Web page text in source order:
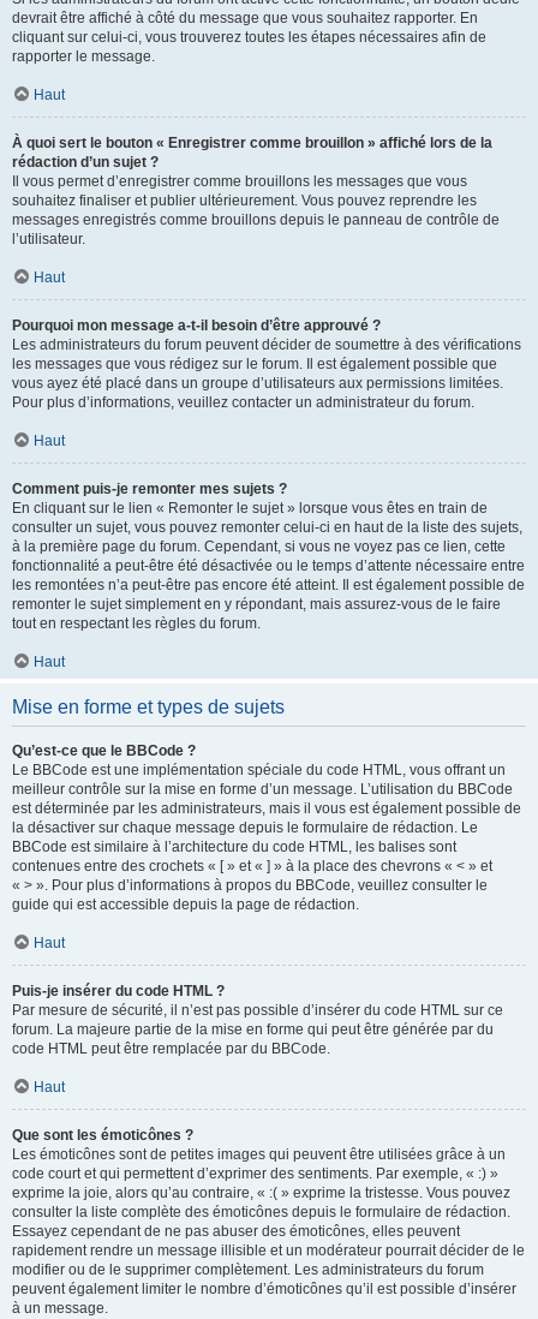
devrait être affiché à côté du message que vous souhaitez rapporter. En
cliquant sur celui-ci, vous trouverez toutes les étapes nécessaires afin de
rapporter le message.
Haut
À quoi sert le bouton « Enregistrer comme brouillon » affiché lors de la
rédaction d’un sujet ?
Il vous permet d’enregistrer comme brouillons les messages que vous
souhaitez finaliser et publier ultérieurement. Vous pouvez reprendre les
messages enregistrés comme brouillons depuis le panneau de contrôle de
l’utilisateur.
Haut
Pourquoi mon message a-t-il besoin d’être approuvé ?
Les administrateurs du forum peuvent décider de soumettre à des vérifications
les messages que vous rédigez sur le forum. Il est également possible que
vous ayez été placé dans un groupe d’utilisateurs aux permissions limitées.
Pour plus d’informations, veuillez contacter un administrateur du forum.
Haut
Comment puis-je remonter mes sujets ?
En cliquant sur le lien « Remonter le sujet » lorsque vous êtes en train de
consulter un sujet, vous pouvez remonter celui-ci en haut de la liste des sujets,
à la première page du forum. Cependant, si vous ne voyez pas ce lien, cette
fonctionnalité a peut-être été désactivée ou le temps d’attente nécessaire entre
les remontées n’a peut-être pas encore été atteint. Il est également possible de
remonter le sujet simplement en y répondant, mais assurez-vous de le faire
tout en respectant les règles du forum.
Haut
Mise en forme et types de sujets
Qu’est-ce que le BBCode ?
Le BBCode est une implémentation spéciale du code HTML, vous offrant un
meilleur contrôle sur la mise en forme d’un message. L’utilisation du BBCode
est déterminée par les administrateurs, mais il vous est également possible de
la désactiver sur chaque message depuis le formulaire de rédaction. Le
BBCode est similaire à l’architecture du code HTML, les balises sont
contenues entre des crochets « [ » et « ] » à la place des chevrons « < » et
« > ». Pour plus d’informations à propos du BBCode, veuillez consulter le
guide qui est accessible depuis la page de rédaction.
Haut
Puis-je insérer du code HTML ?
Par mesure de sécurité, il n’est pas possible d’insérer du code HTML sur ce
forum. La majeure partie de la mise en forme qui peut être générée par du
code HTML peut être remplacée par du BBCode.
Haut
Que sont les émoticônes ?
Les émoticônes sont de petites images qui peuvent être utilisées grâce à un
code court et qui permettent d’exprimer des sentiments. Par exemple, « :) »
exprime la joie, alors qu’au contraire, « :( » exprime la tristesse. Vous pouvez
consulter la liste complète des émoticônes depuis le formulaire de rédaction.
Essayez cependant de ne pas abuser des émoticônes, elles peuvent
rapidement rendre un message illisible et un modérateur pourrait décider de le
modifier ou de le supprimer complètement. Les administrateurs du forum
peuvent également limiter le nombre d’émoticônes qu’il est possible d’insérer
à un message.